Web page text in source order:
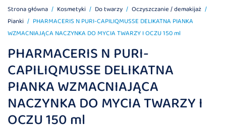
Strona główna Kosmetyki Do twarzy
Oczyszczanie / demakijaż
Pianki
PHARMACERIS N PURI-CAPILIQMUSSE DELIKATNA PIANKA
WZMACNIAJĄCA NACZYNKA DO MYCIA TWARZY I OCZU 150 ml
PHARMACERIS N PURI-
CAPILIQMUSSE DELIKATNA
PIANKA WZMACNIAJĄCA
NACZYNKA DO MYCIA TWARZY I
OCZU 150 ml